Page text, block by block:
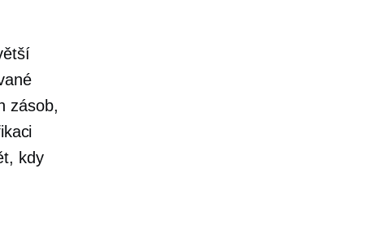
zásob,
kdy